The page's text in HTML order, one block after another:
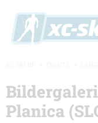
Planica